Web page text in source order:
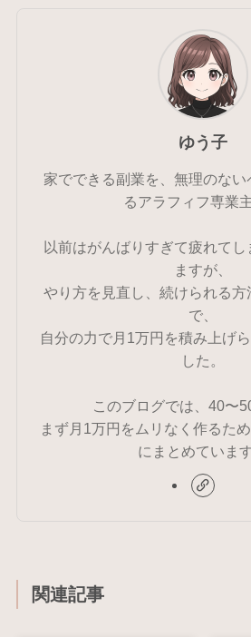
ゆう子
家でできる副業を、無理のな
るアラフィフ専業主
以前はがんばりすぎて疲れてし
ますが、
やり方を見直し、続けられる方
で、
自分の力で月1万円を積み上げ
した。
このブログでは、40〜
まず月1万円をムリなく作るた
にまとめています
関連記事